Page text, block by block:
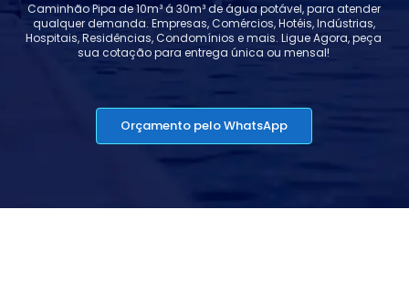
Caminhão Pipa de 10m³ á 30m³ de água potável, para atender
qualquer demanda. Empresas, Comércios, Hotéis, Indústrias,
Hospitais, Residências, Condomínios e mais. Ligue Agora, peça
sua cotação para entrega única ou mensal!
Orçamento pelo WhatsApp